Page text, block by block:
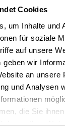
Cookies
um Inhalte und
für soziale
auf unsere
geben wir
an unsere
und Analysen
die Sie
50%